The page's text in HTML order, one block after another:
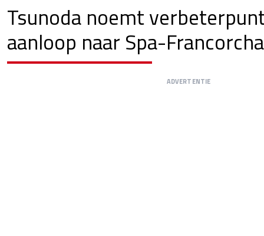
Tsunoda noemt
aanloop naar Spa-
ADVERTENTIE